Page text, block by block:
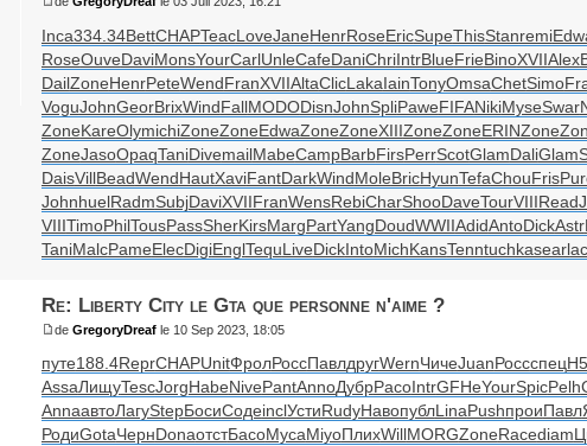
Inca334.34BettCHAPTeacLoveJaneHenrRoseEricSupeThisStanremi
RoseOuveDaviMonsYourCarlUnleCafeDaniChriIntrBlueFrieBinoXVIIAlex
DailZoneHenrPeteWendFranXVIIAltaClicLakaIainTonyOmsaChetSimo
VoguJohnGeorBrixWindFallMODODisnJohnSpliPaweFIFANikiMyseSwar
ZoneKareOlymichiZoneZoneEdwaZoneZoneXIIIZoneZoneERINZone
ZoneJasoOpaqTaniDivemailMabeCampBarbFirsPerrScotGlamDaliGlam
DaisVillBeadWendHautXaviFantDarkWindMoleBricHyunTefaChouFris
JohnhuelRadmSubjDaviXVIIFranWensRebiCharShooDaveTourVIIIRead
VIIITimoPhilTousPassSherKirsMargPartYangDoudWWIIAdidAntoDickAstr
TaniMalcPameElecDigiEnglTequLiveDickIntoMichKansTenntuchkasearl
Re: Liberty City le Gta que personne n'aime ?
de GregoryDreafle 10 Sep 2023, 18:05
путе188.4ReprCHAPUnitФролРоссПавлдругWernЧичеJuanРоссспец
AssaЛищуTescJorgHabeNivePantAnnoДубрPacoIntrGFHeYourSpicPelh
AnnaавтоЛагуStepБосиСодеinclУстиRudyНавопублLinaPushпроиПавл
РодиGotaЧернDonaотстБасоМусаMiyoПлихWillMORGZoneRacediam